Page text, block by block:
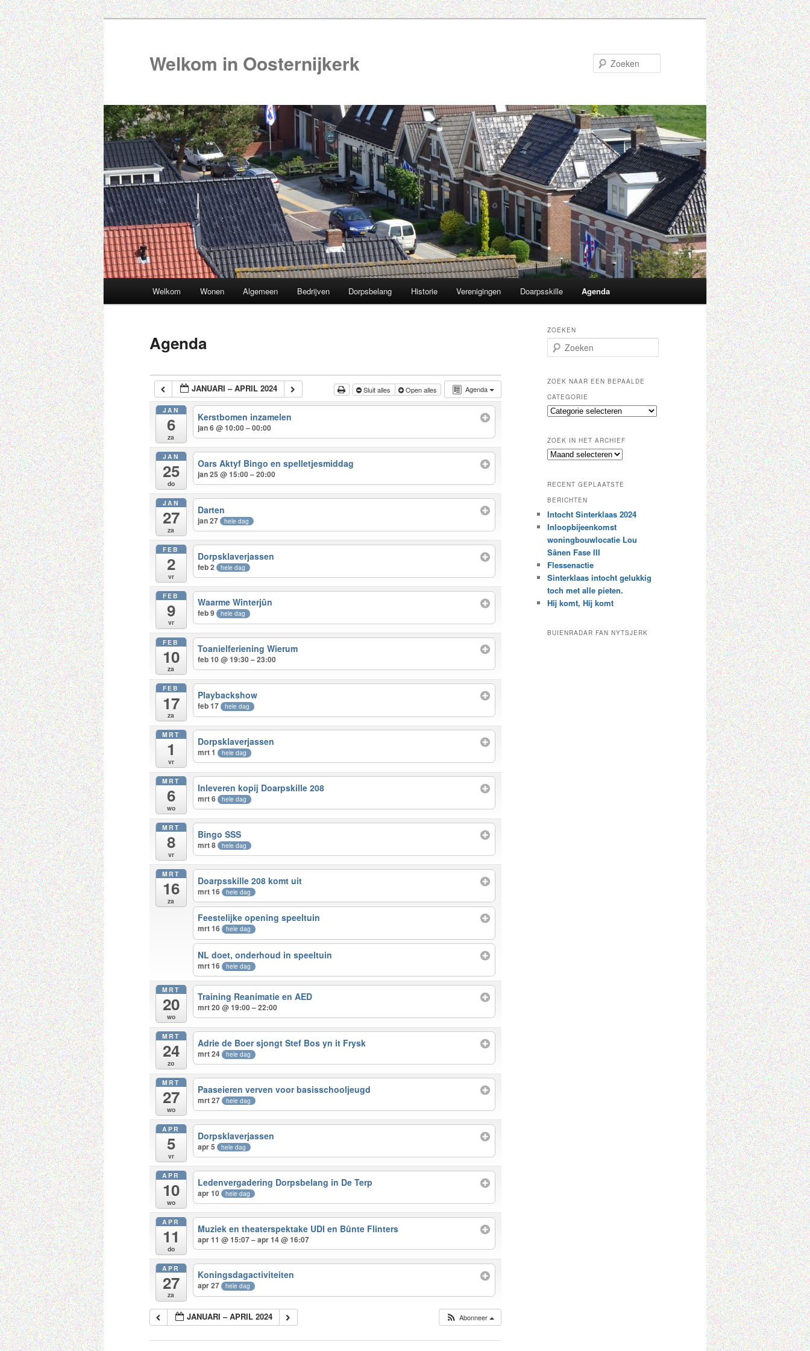
Welkom in Oosternijkerk
Spring
de
primaire
inhoud
Welkom Wonen Algemeen Bedrijven Dorpsbelang Historie Verenigingen Doarpsskille Agenda
Agenda
Agenda
JANUARI – APRIL 2024 Sluit alles Open alles
JAN
6
za
Kerstbomen inzamelen
jan 6 @ 10:00 – 00:00
JAN
25
do
Oars Aktyf Bingo en spelletjesmiddag
jan 25 @ 15:00 – 20:00
JAN
27
za
Darten
jan 27 hele dag
FEB
2
vr
Dorpsklaverjassen
feb 2 hele dag
FEB
9
vr
Waarme Winterjûn
feb 9 hele dag
FEB
10
za
Toanielferiening Wierum
feb 10 @ 19:30 – 23:00
FEB
17
za
Playbackshow
feb 17 hele dag
MRT
1
vr
Dorpsklaverjassen
mrt 1 hele dag
MRT
6
wo
Inleveren kopij Doarpskille 208
mrt 6 hele dag
MRT
8
vr
Bingo SSS
mrt 8 hele dag
MRT
16
za
Doarpsskille 208 komt uit
mrt 16 hele dag
Feestelijke opening speeltuin
mrt 16 hele dag
NL doet, onderhoud in speeltuin
mrt 16 hele dag
MRT
20
wo
Training Reanimatie en AED
mrt 20 @ 19:00 – 22:00
MRT
24
zo
Adrie de Boer sjongt Stef Bos yn it Frysk
mrt 24 hele dag
MRT
27
wo
Paaseieren verven voor basisschooljeugd
mrt 27 hele dag
APR
5
vr
Dorpsklaverjassen
apr 5 hele dag
APR
10
wo
Ledenvergadering Dorpsbelang in De Terp
apr 10 hele dag
APR
11
do
Muziek en theaterspektake UDI en Bûnte Flinters
apr 11 @ 15:07 – apr 14 @ 16:07
APR
27
za
Koningsdagactiviteiten
apr 27 hele dag
JANUARI – APRIL 2024 Abonneer
ZOEKEN
o
k
n
ZOEK NAAR EEN BEPAALDE
CATEGORIE
Z
k
n
e
e
n
b
e
a
a
l
d
c
ZOEK IN HET ARCHIEF
Z
k
i
n
h
t
a
r
c
h
i
RECENT GEPLAATSTE
BERICHTEN
Intocht Sinterklaas 2024
Inloopbijeenkomst
woningbouwlocatie Lou
Sânen Fase III
Flessenactie
Sinterklaas intocht gelukkig
toch met alle pieten.
Hij komt, Hij komt
BUIENRADAR FAN NYTSJERK